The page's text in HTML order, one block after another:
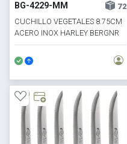
BG-4229-MM
72
CUCHILLO VEGETALES 8.75CM
ACERO INOX HARLEY BERGNR